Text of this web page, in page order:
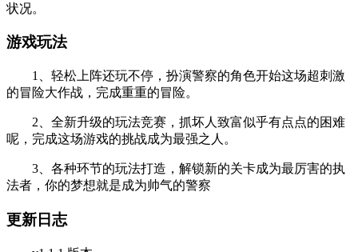
状况。
游戏玩法
1、轻松上阵还玩不停，扮演警察的角色开始这场超刺激
的冒险大作战，完成重重的冒险。
2、全新升级的玩法竞赛，抓坏人致富似乎有点点的困难
呢，完成这场游戏的挑战成为最强之人。
3、各种环节的玩法打造，解锁新的关卡成为最厉害的执
法者，你的梦想就是成为帅气的警察
更新日志